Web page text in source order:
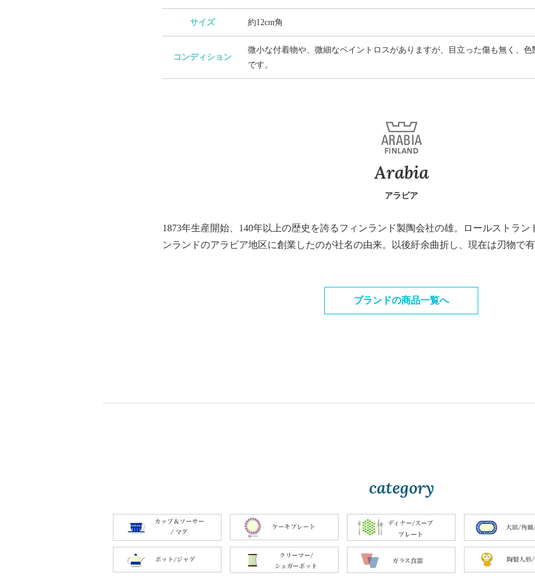
サイズ 約12cm角
コンディション
微小な付着物や、微細なペイントロスがありますが、目立った傷も無く、
です。
Arabia
アラビア
1873年生産開始、140年以上の歴史を誇るフィンランド製陶会社の雄。ロールストラン
ンランドのアラビア地区に創業したのが社名の由来。以後紆余曲折し、現在は刃物で有
ブランドの商品一覧へ
category